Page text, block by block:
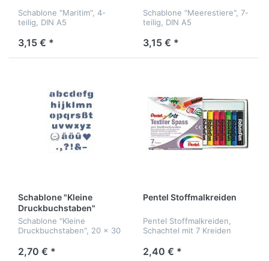
Schablone "Maritim", 4-
teilig, DIN A5
3,15 € *
Schablone "Meerestiere", 7-
teilig, DIN A5
3,15 € *
Schablone "Kleine
Druckbuchstaben"
Schablone "Kleine
Druckbuchstaben", 20 x 30
2,70 € *
Pentel Stoffmalkreiden
Pentel Stoffmalkreiden,
Schachtel mit 7 Kreiden
2,40 € *